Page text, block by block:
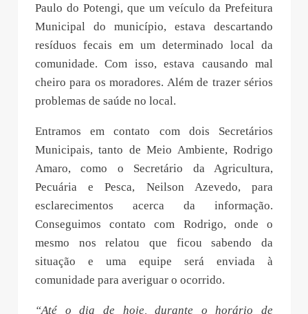
Paulo do Potengi, que um veículo da Prefeitura
Municipal do município, estava descartando
resíduos fecais em um determinado local da
comunidade. Com isso, estava causando mal
cheiro para os moradores. Além de trazer sérios
problemas de saúde no local.
Entramos em contato com dois Secretários
Municipais, tanto de Meio Ambiente, Rodrigo
Amaro, como o Secretário da Agricultura,
Pecuária e Pesca, Neilson Azevedo, para
esclarecimentos acerca da informação.
Conseguimos contato com Rodrigo, onde o
mesmo nos relatou que ficou sabendo da
situação e uma equipe será enviada à
comunidade para averiguar o ocorrido.
“Até o dia de hoje, durante o horário de